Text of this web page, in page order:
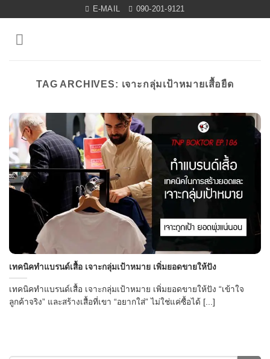
content
E-MAIL 090-201-9121
TAG ARCHIVES: เจาะกลุ่มเป้าหมายเสื้อยืด
เทคนิคทำแบรนด์เสื้อ เจาะกลุ่มเป้าหมาย เพิ่มยอดขายให้ปัง
เทคนิคทำแบรนด์เสื้อ เจาะกลุ่มเป้าหมาย เพิ่มยอดขายให้ปัง “เข้าใจ
ลูกค้าจริง” และสร้างเสื้อที่เขา “อยากใส่” ไม่ใช่แค่ซื้อได้ [...]